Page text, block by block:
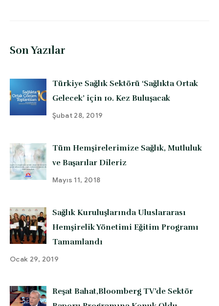
Son Yazılar
Türkiye Sağlık Sektörü ‘Sağlıkta Ortak
Gelecek’ için 10. Kez Buluşacak
Şubat 28, 2019
Tüm Hemşirelerimize Sağlık, Mutluluk
ve Başarılar Dileriz
Mayıs 11, 2018
Sağlık Kuruluşlarında Uluslararası
Hemşirelik Yönetimi Eğitim Programı
Tamamlandı
Ocak 29, 2019
Reşat Bahat,Bloomberg TV’de Sektör